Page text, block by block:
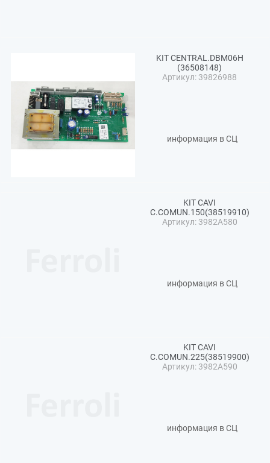
KIT CENTRAL.DBM06H
(36508148)
Артикул: 39826988
информация в СЦ
KIT CAVI
C.COMUN.150(38519910)
Артикул: 3982A580
информация в СЦ
KIT CAVI
C.COMUN.225(38519900)
Артикул: 3982A590
информация в СЦ